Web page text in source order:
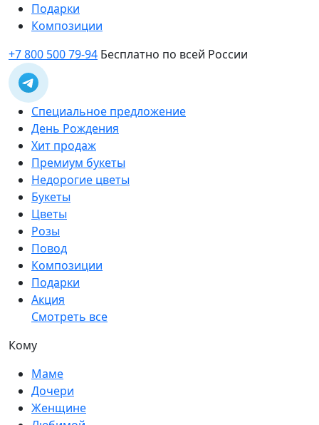
Подарки
Композиции
+7 800 500 79-94 Бесплатно по всей России
Специальное предложение
День Рождения
Хит продаж
Премиум букеты
Недорогие цветы
Букеты
Цветы
Розы
Повод
Композиции
Подарки
Акция
Смотреть все
Кому
Маме
Дочери
Женщине